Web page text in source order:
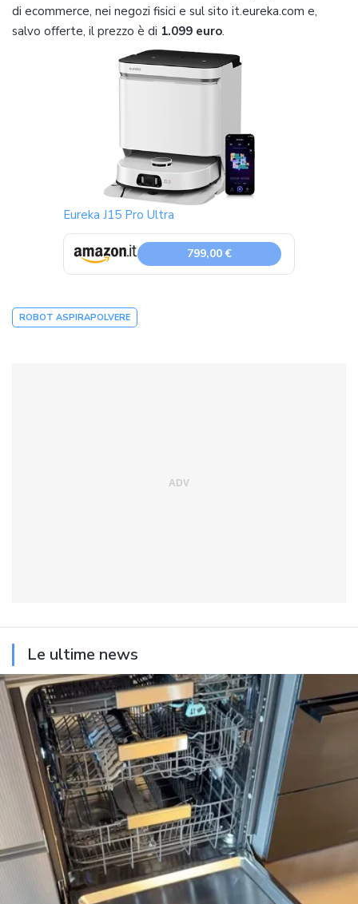
di ecommerce, nei negozi fisici e sul sito it.eureka.com e,
salvo offerte, il prezzo è di 1.099 euro.
Eureka J15 Pro Ultra
799,00 €
ROBOT ASPIRAPOLVERE
Le ultime news